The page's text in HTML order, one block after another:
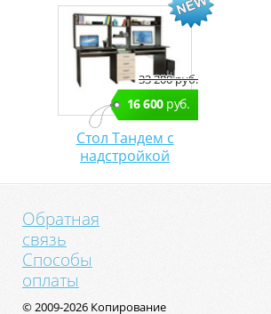
33 200 руб.
16 600руб.
Стол Тандем с
надстройкой
Обратная
связь
Способы
оплаты
© 2009-2026 Копирование